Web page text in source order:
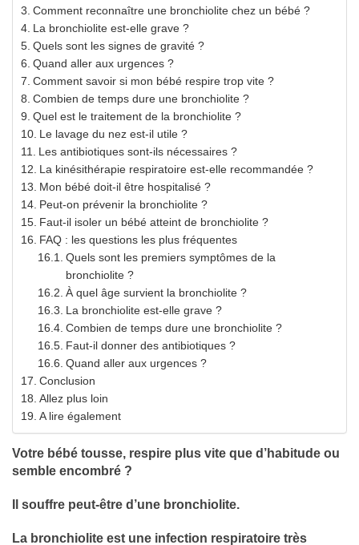
Comment reconnaître une bronchiolite chez un bébé ?
La bronchiolite est-elle grave ?
Quels sont les signes de gravité ?
Quand aller aux urgences ?
Comment savoir si mon bébé respire trop vite ?
Combien de temps dure une bronchiolite ?
Quel est le traitement de la bronchiolite ?
Le lavage du nez est-il utile ?
Les antibiotiques sont-ils nécessaires ?
La kinésithérapie respiratoire est-elle recommandée ?
Mon bébé doit-il être hospitalisé ?
Peut-on prévenir la bronchiolite ?
Faut-il isoler un bébé atteint de bronchiolite ?
FAQ : les questions les plus fréquentes
Quels sont les premiers symptômes de la
bronchiolite ?
À quel âge survient la bronchiolite ?
La bronchiolite est-elle grave ?
Combien de temps dure une bronchiolite ?
Faut-il donner des antibiotiques ?
Quand aller aux urgences ?
Conclusion
Allez plus loin
A lire également
Votre bébé tousse, respire plus vite que d’habitude ou
semble encombré ?
Il souffre peut-être d’une bronchiolite.
La bronchiolite est une infection respiratoire très